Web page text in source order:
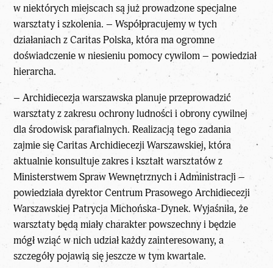
w niektórych miejscach są już prowadzone specjalne
warsztaty i szkolenia. – Współpracujemy w tych
działaniach z Caritas Polska, która ma ogromne
doświadczenie w niesieniupomocy cywilom– powiedział
hierarcha.
– Archidiecezja warszawska planuje przeprowadzić
warsztaty z zakresu ochrony ludności i obrony cywilnej
dla środowisk parafialnych. Realizacją tego zadania
zajmie się Caritas Archidiecezji Warszawskiej, która
aktualnie konsultuje zakres i kształt warsztatów z
Ministerstwem Spraw Wewnętrznych i Administracji –
powiedziała dyrektor Centrum Prasowego Archidiecezji
Warszawskiej Patrycja Michońska-Dynek. Wyjaśniła, że
warsztaty będą miały charakter powszechny i będzie
mógł wziąć w nich udział każdy zainteresowany, a
szczegóły pojawią się jeszcze w tym kwartale.